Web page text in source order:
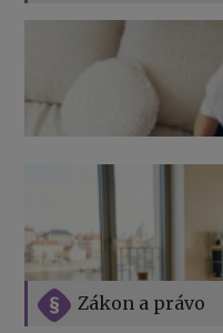
Zákon a právo